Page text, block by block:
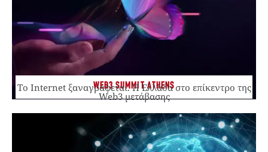
WEB3 SUMMIT ATHENS
Το Internet ξαναγράφεται. Η Ελλάδα στο επίκεντρο της
Web3 μετάβασης